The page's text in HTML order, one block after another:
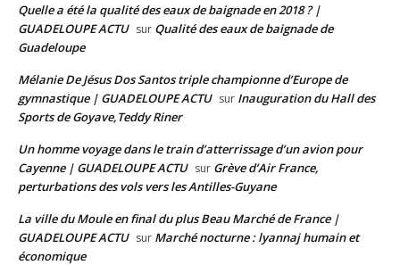
Quelle a été la qualité des eaux de baignade en 2018 ? |
GUADELOUPE ACTU sur Qualité des eaux de baignade de
Guadeloupe
Mélanie De Jésus Dos Santos triple championne d’Europe de
gymnastique | GUADELOUPE ACTU sur Inauguration du Hall des
Sports de Goyave,Teddy Riner
Un homme voyage dans le train d’atterrissage d’un avion pour
Cayenne | GUADELOUPE ACTU sur Grève d’Air France,
perturbations des vols vers les Antilles-Guyane
La ville du Moule en final du plus Beau Marché de France |
GUADELOUPE ACTU sur Marché nocturne : lyannaj humain et
économique